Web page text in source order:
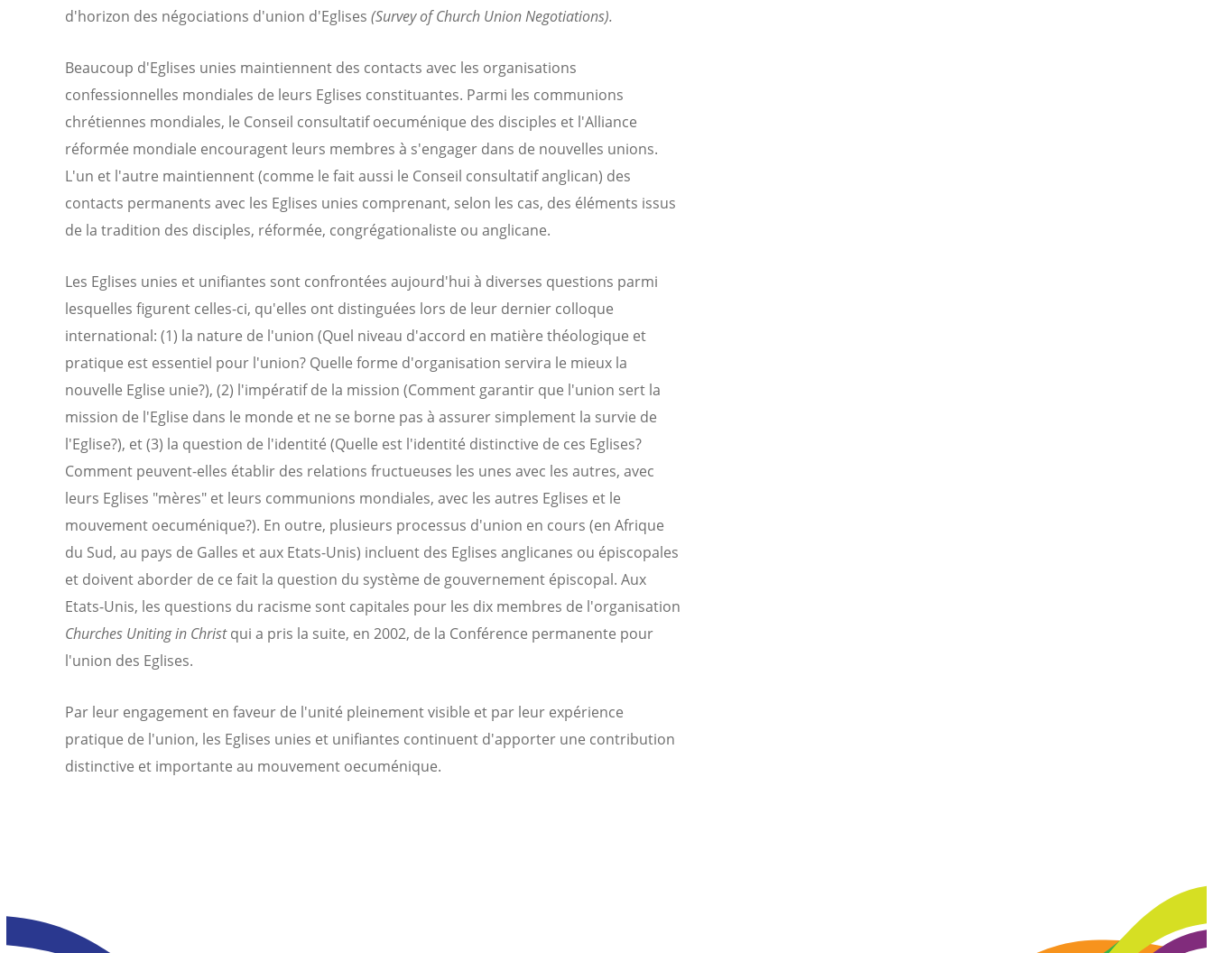
d'horizon des négociations d'union d'Eglises (Survey of Church Union Negotiations).
Beaucoup d'Eglises unies maintiennent des contacts avec les organisations
confessionnelles mondiales de leurs Eglises constituantes. Parmi les communions
chrétiennes mondiales, le Conseil consultatif oecuménique des disciples et l'Alliance
réformée mondiale encouragent leurs membres à s'engager dans de nouvelles unions.
L'un et l'autre maintiennent (comme le fait aussi le Conseil consultatif anglican) des
contacts permanents avec les Eglises unies comprenant, selon les cas, des éléments issus
de la tradition des disciples, réformée, congrégationaliste ou anglicane.
Les Eglises unies et unifiantes sont confrontées aujourd'hui à diverses questions parmi
lesquelles figurent celles-ci, qu'elles ont distinguées lors de leur dernier colloque
international: (1) la nature de l'union (Quel niveau d'accord en matière théologique et
pratique est essentiel pour l'union? Quelle forme d'organisation servira le mieux la
nouvelle Eglise unie?), (2) l'impératif de la mission (Comment garantir que l'union sert la
mission de l'Eglise dans le monde et ne se borne pas à assurer simplement la survie de
l'Eglise?), et (3) la question de l'identité (Quelle est l'identité distinctive de ces Eglises?
Comment peuvent-elles établir des relations fructueuses les unes avec les autres, avec
leurs Eglises "mères" et leurs communions mondiales, avec les autres Eglises et le
mouvement oecuménique?). En outre, plusieurs processus d'union en cours (en Afrique
du Sud, au pays de Galles et aux Etats-Unis) incluent des Eglises anglicanes ou épiscopales
et doivent aborder de ce fait la question du système de gouvernement épiscopal. Aux
Etats-Unis, les questions du racisme sont capitales pour les dix membres de l'organisation
Churches Uniting in Christ qui a pris la suite, en 2002, de la Conférence permanente pour
l'union des Eglises.
Par leur engagement en faveur de l'unité pleinement visible et par leur expérience
pratique de l'union, les Eglises unies et unifiantes continuent d'apporter une contribution
distinctive et importante au mouvement oecuménique.